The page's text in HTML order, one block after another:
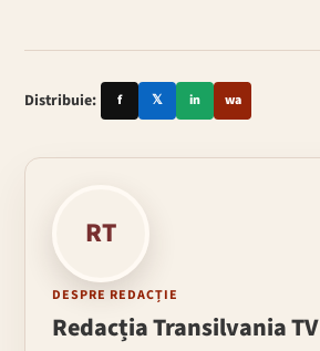
Distribuie: f 𝕏 in wa
RT
DESPRE REDACȚIE
Redacția Transilvania TV